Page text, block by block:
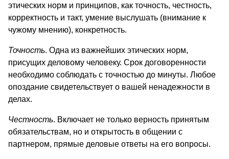
этических норм и принципов, как точность, честность,
корректность и такт, умение выслушать (внимание к
чужому мнению), конкретность.
Точность. Одна из важнейших этических норм,
присущих деловому человеку. Срок договоренности
необходимо соблюдать с точностью до минуты. Любое
опоздание свидетельствует о вашей ненадежности в
делах.
Честность. Включает не только верность принятым
обязательствам, но и открытость в общении с
партнером, прямые деловые ответы на его вопросы.